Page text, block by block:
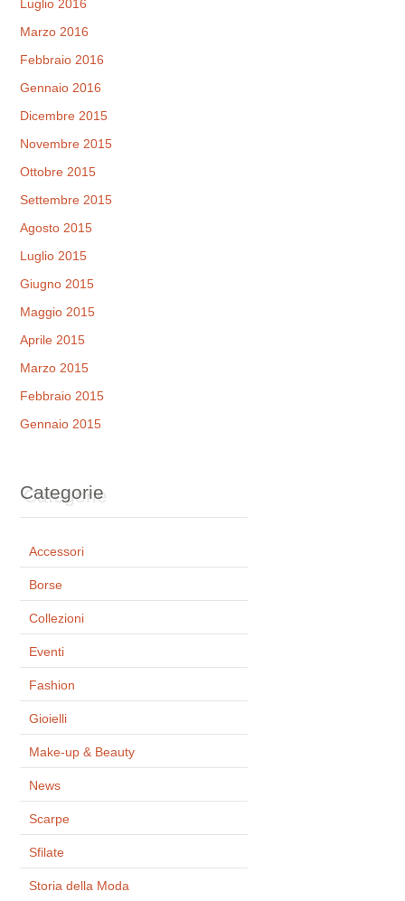
Luglio 2016
Marzo 2016
Febbraio 2016
Gennaio 2016
Dicembre 2015
Novembre 2015
Ottobre 2015
Settembre 2015
Agosto 2015
Luglio 2015
Giugno 2015
Maggio 2015
Aprile 2015
Marzo 2015
Febbraio 2015
Gennaio 2015
Categorie
Accessori
Borse
Collezioni
Eventi
Fashion
Gioielli
Make-up & Beauty
News
Scarpe
Sfilate
Storia della Moda